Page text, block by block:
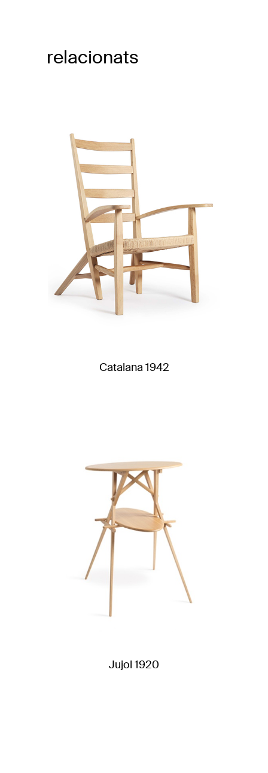
relacionats
Catalana 1942
Jujol 1920